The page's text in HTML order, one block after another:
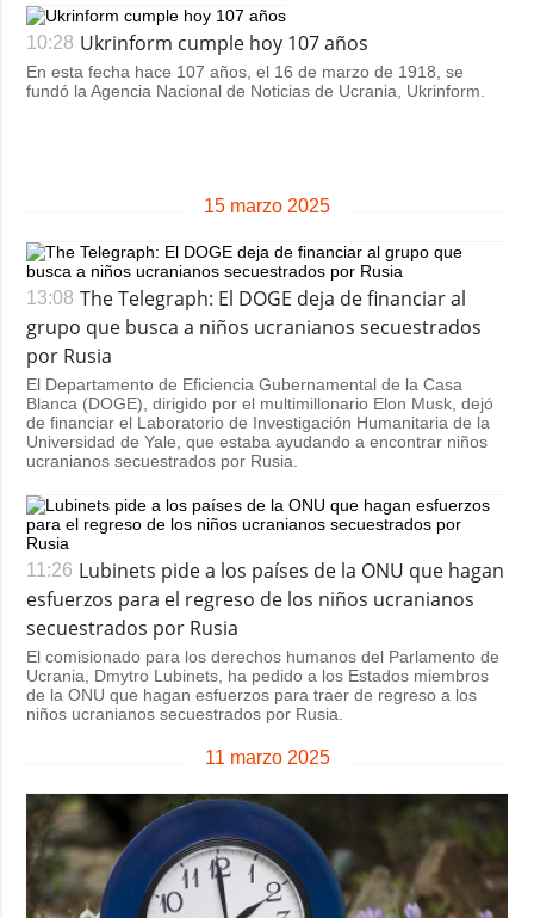
10:28 Ukrinform cumple hoy 107 años
En esta fecha hace 107 años, el 16 de marzo de 1918, se
fundó la Agencia Nacional de Noticias de Ucrania, Ukrinform.
15 marzo 2025
13:08 The Telegraph: El DOGE deja de financiar al
grupo que busca a niños ucranianos secuestrados
por Rusia
El Departamento de Eficiencia Gubernamental de la Casa
Blanca (DOGE), dirigido por el multimillonario Elon Musk, dejó
de financiar el Laboratorio de Investigación Humanitaria de la
Universidad de Yale, que estaba ayudando a encontrar niños
ucranianos secuestrados por Rusia.
11:26 Lubinets pide a los países de la ONU que hagan
esfuerzos para el regreso de los niños ucranianos
secuestrados por Rusia
El comisionado para los derechos humanos del Parlamento de
Ucrania, Dmytro Lubinets, ha pedido a los Estados miembros
de la ONU que hagan esfuerzos para traer de regreso a los
niños ucranianos secuestrados por Rusia.
11 marzo 2025